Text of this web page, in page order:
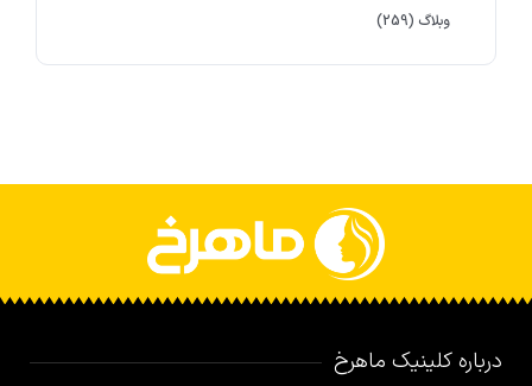
وبلاگ (259)
درباره کلینیک ماهرخ